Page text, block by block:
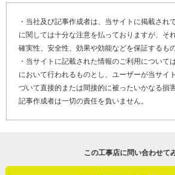
た住宅によく見られる現象です。鉄釘
膨張し、その膨らんだ錆が瓦を割って
りの原因になるんですよ。今はステン
その方法で屋根全体を修理すれば問題
のお客さまは予算に限りがありました
ベニヤ板1枚分を剥がしてから新しい
その上に新しい瓦を葺く部分修理で対
んですが、必要最低限の修理でとりあ
は止まりました」
「釈永瓦工事店は私で四代目、息子が
す。同じ地域で長く仕事をしてきた歴
ね。お客さまの事情、建物の状態、そ
った施工を考えて提案します。相談は
外でも家の中の困りごとに関して、こ
いのだろうかと悩まずに気軽にお問い
と、お客さまを第一に考える姿勢でし
・当社及び記事作成者は、当サイトに掲載され
に関しては十分な注意を払っておりますが、そ
確実性、安全性、効果や効能などを保証するも
・当サイトに記載された情報のご利用について
において行われるものとし、ユーザーが当サイ
づいて直接的または間接的に被ったいかなる損
記事作成者は一切の責任を負いません。
この工事店に問い合わせて